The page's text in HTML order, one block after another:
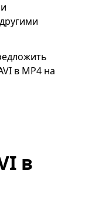
в MP4 на
в